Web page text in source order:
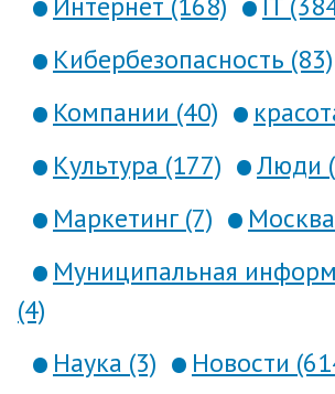
Кибербезопасность (83)
Компании (40)
Культура (177)
Люди
Маркетинг (7)
Муниципальная
(4)
Наука (3)
Новости